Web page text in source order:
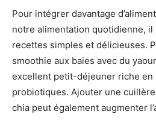
Pour intégrer davantage
notre alimentation quotidienne,
recettes simples et délicieuses.
smoothie aux baies avec du
excellent petit-déjeuner riche en
probiotiques. Ajouter une
chia peut également augmenter